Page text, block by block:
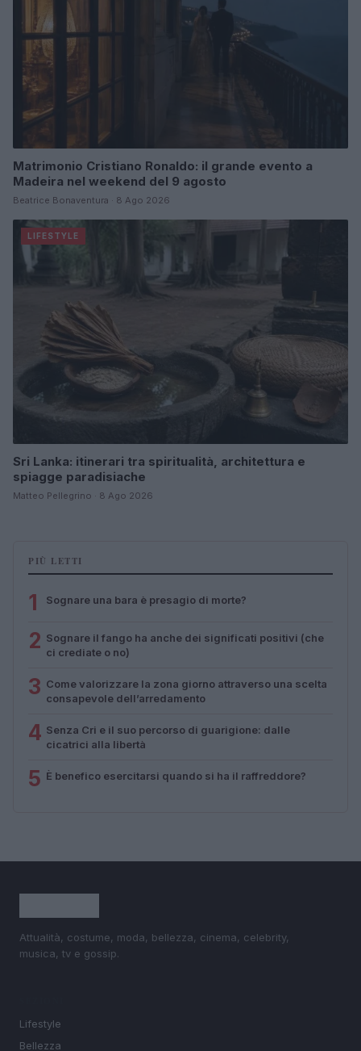
Matrimonio Cristiano Ronaldo: il grande evento a
Madeira nel weekend del 9 agosto
Beatrice Bonaventura · 8 Ago 2026
LIFESTYLE
Sri Lanka: itinerari tra spiritualità, architettura e
spiagge paradisiache
Matteo Pellegrino · 8 Ago 2026
PIÙ LETTI
1 Sognare una bara è presagio di morte?
2 Sognare il fango ha anche dei significati positivi (che
ci crediate o no)
3 Come valorizzare la zona giorno attraverso una scelta
consapevole dell’arredamento
4 Senza Cri e il suo percorso di guarigione: dalle
cicatrici alla libertà
5 È benefico esercitarsi quando si ha il raffreddore?
Attualità, costume, moda, bellezza, cinema, celebrity,
musica, tv e gossip.
Lifestyle
Bellezza